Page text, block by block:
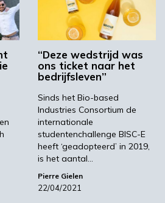
BIC organiseert de
plaats vindt tijdens een
België wees
van de Universiteit Gent
finale 2019 en dit
finale in dat jaar. Voor
België een nationale
studententeams
Nathan De Geyter
, in
developer van de
van
het winnende team
“Deze wedstrijd was
ons ticket naar het
bedrijfsleven”
Sinds het Bio-based
Industries Consortium de
internationale
studentenchallenge BISC-E
heeft ‘geadopteerd’ in 2019,
is het aantal…
Pierre Gielen
22/04/2021